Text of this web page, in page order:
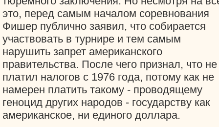
это, перед самым началом соревнования
Фишер публично заявил, что собирается
участвовать в турнире и тем самым
нарушить запрет американского
правительства. После чего признал, что не
платил налогов с 1976 года, потому как не
намерен платить такому - проводящему
геноцид других народов - государству как
американское, ни единого доллара.